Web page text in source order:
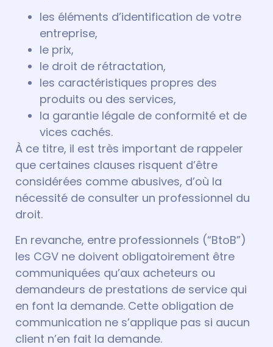
les éléments d’identification de votre
entreprise,
le prix,
le droit de rétractation,
les caractéristiques propres des
produits ou des services,
la garantie légale de conformité et de
vices cachés.
À ce titre, il est très important de rappeler
que certaines clauses risquent d’être
considérées comme abusives, d’où la
nécessité de consulter un professionnel du
droit.
En revanche, entre professionnels (“BtoB”)
les CGV ne doivent obligatoirement être
communiquées qu’aux acheteurs ou
demandeurs de prestations de service qui
en font la demande. Cette obligation de
communication ne s’applique pas si aucun
client n’en fait la demande.